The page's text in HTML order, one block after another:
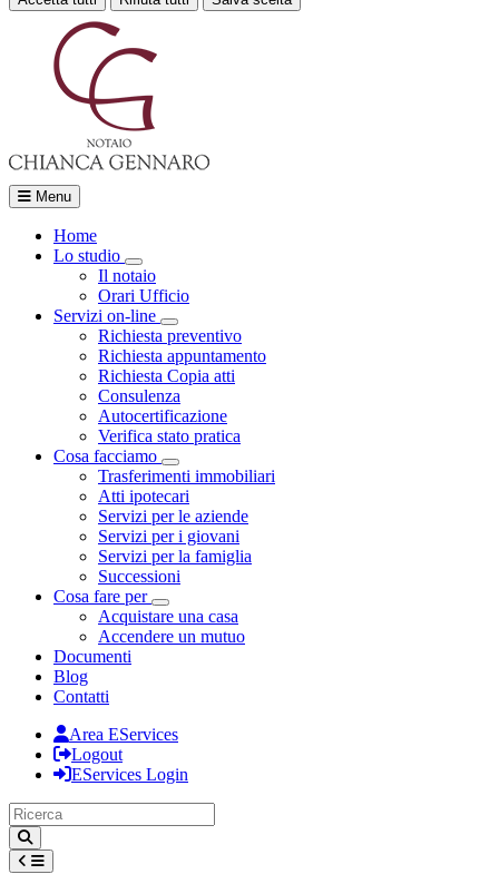
Menu
Home
Lo studio
Toggle Dropdown
Il notaio
Orari Ufficio
Servizi on-line
Toggle Dropdown
Richiesta preventivo
Richiesta appuntamento
Richiesta Copia atti
Consulenza
Autocertificazione
Verifica stato pratica
Cosa facciamo
Toggle Dropdown
Trasferimenti immobiliari
Atti ipotecari
Servizi per le aziende
Servizi per i giovani
Servizi per la famiglia
Successioni
Cosa fare per
Toggle Dropdown
Acquistare una casa
Accendere un mutuo
Documenti
Blog
Contatti
Area EServices
Logout
EServices Login